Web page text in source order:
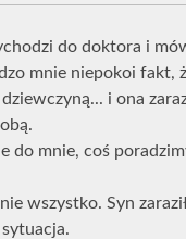
do doktora i
mnie niepokoi fakt,
i ona
do mnie, coś
wszystko. Syn